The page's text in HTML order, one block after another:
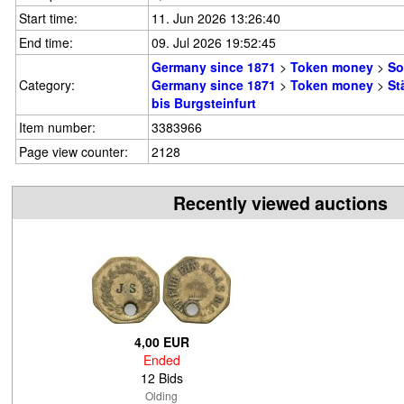
Start time:
11. Jun 2026 13:26:40
End time:
09. Jul 2026 19:52:45
Category:
Germany since 1871 > Token money >
Germany since 1871 > Token money >
bis Burgsteinfurt
Item number:
3383966
Page view counter:
2128
Recently viewed auctions
4,00 EUR
Ended
12 Bids
Olding